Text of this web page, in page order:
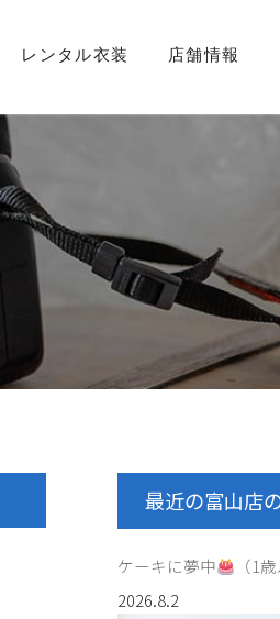
レンタル衣装 店舗情報
最近の富山店
ケーキに夢中
（1
2026.8.2